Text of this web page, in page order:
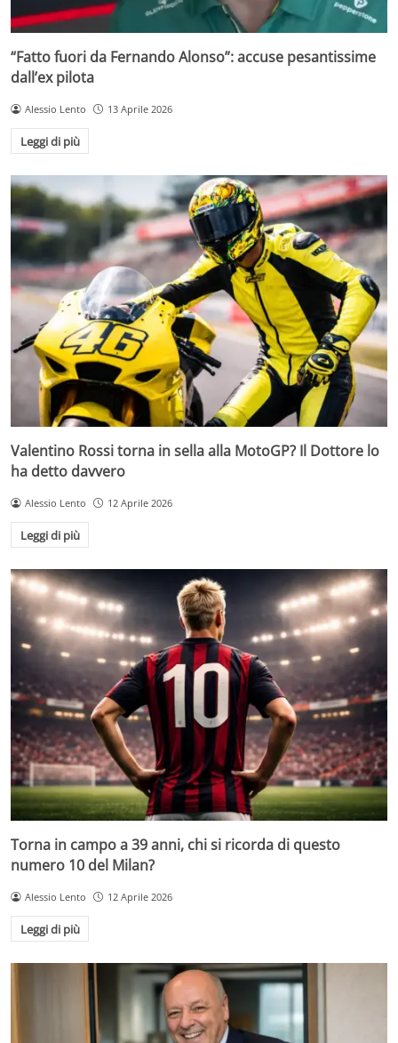
“Fatto fuori da Fernando Alonso”: accuse pesantissime
dall’ex pilota
Alessio Lento 13 Aprile 2026
Leggi di più
Valentino Rossi torna in sella alla MotoGP? Il Dottore lo
ha detto davvero
Alessio Lento 12 Aprile 2026
Leggi di più
Torna in campo a 39 anni, chi si ricorda di questo
numero 10 del Milan?
Alessio Lento 12 Aprile 2026
Leggi di più